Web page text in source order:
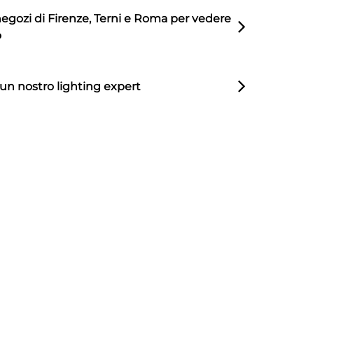
di Firenze, Terni e Roma per vedere
un nostro lighting expert